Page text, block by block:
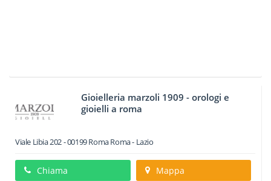
Gioielleria marzoli 1909 - orologi e
gioielli a roma
Viale Libia 202-00199RomaRoma - Lazio
Chiama Mappa